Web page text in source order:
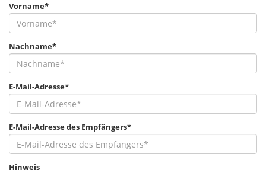
Vorname*
Nachname*
E-Mail-Adresse*
E-Mail-Adresse des Empfängers*
Hinweis